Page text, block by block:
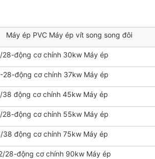
Máy ép PVC Máy ép vít song song đôi
28-động cơ chính 30kw Máy ép
28-động cơ chính 37kw Máy ép
38 động cơ chính 45kw Máy ép
28-động cơ chính 55kw Máy ép
38 động cơ chính 75kw Máy ép
28-động cơ chính 90kw Máy ép